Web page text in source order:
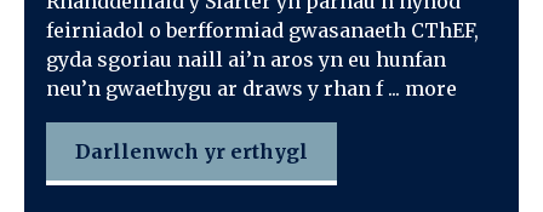
feirniadol o berfformiad gwasanaeth CThEF,
gyda sgoriau naill ai’n aros yn eu hunfan
neu’n gwaethygu ar draws y rhan f ... more
Darllenwch yr erthygl